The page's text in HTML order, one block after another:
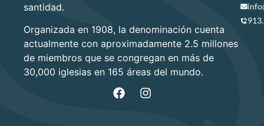
santidad.
Organizada en 1908, la denominación cuenta
actualmente con aproximadamente 2.5 millones
de miembros que se congregan en más de
30,000 iglesias en 165 áreas del mundo.